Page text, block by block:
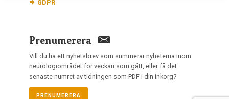
GDPR
Prenumerera
Vill du ha ett nyhetsbrev som summerar nyheterna inom
neurologiområdet för veckan som gått, eller få det
senaste numret av tidningen som PDF i din inkorg?
PRENUMERERA